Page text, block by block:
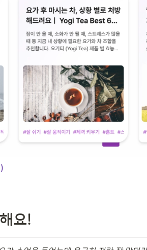
요!